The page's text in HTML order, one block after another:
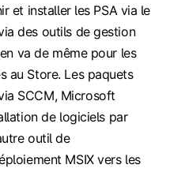
et installer les PSA via le
des outils de gestion
va de même pour les
au Store. Les paquets
SCCM, Microsoft
de logiciels par
outil de
MSIX vers les